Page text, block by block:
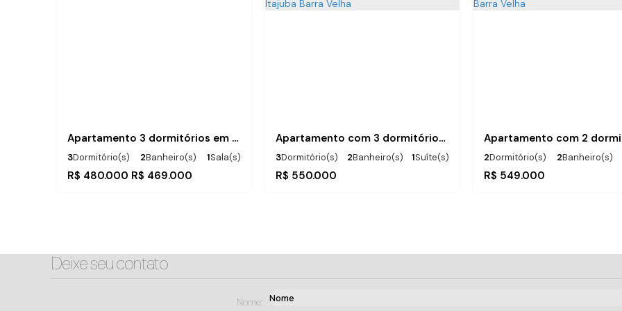
Apartamento 3 dormitórios em Itajuba
R$ 480.000 R$ 469.000
3Dormitório(s) 2Banheiro(s) 1Sala(s)
1Suíte(s)
400mDistância do Mar Útil:
Apartamento com 3 dormitórios em Itajuba Barra Velha
R$ 550.000
3Dormitório(s) 2Banheiro(s) 1Suíte(s)
1Vaga(s)
Útil: 80.80 m²
R$ 549.000
2Dormitório(s) 2Banheiro(s)
1Suíte(s) Total:
280m Distância do Mar
Deixe seu contato
Nome: